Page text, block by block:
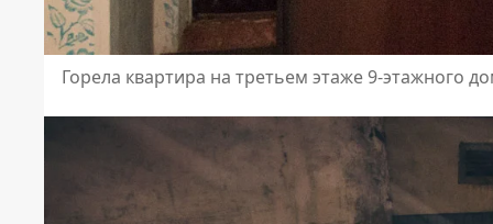
Горела квартира на третьем этаже 9-этажного